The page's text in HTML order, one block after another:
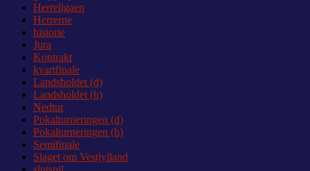
Herreligaen
Herrerne
historie
Jura
Kontrakt
kvartfinale
Landsholdet (d)
Landsholdet (h)
Nedtur
Pokalturneringen (d)
Pokalturneringen (h)
Semifinale
Slaget om Vestjylland